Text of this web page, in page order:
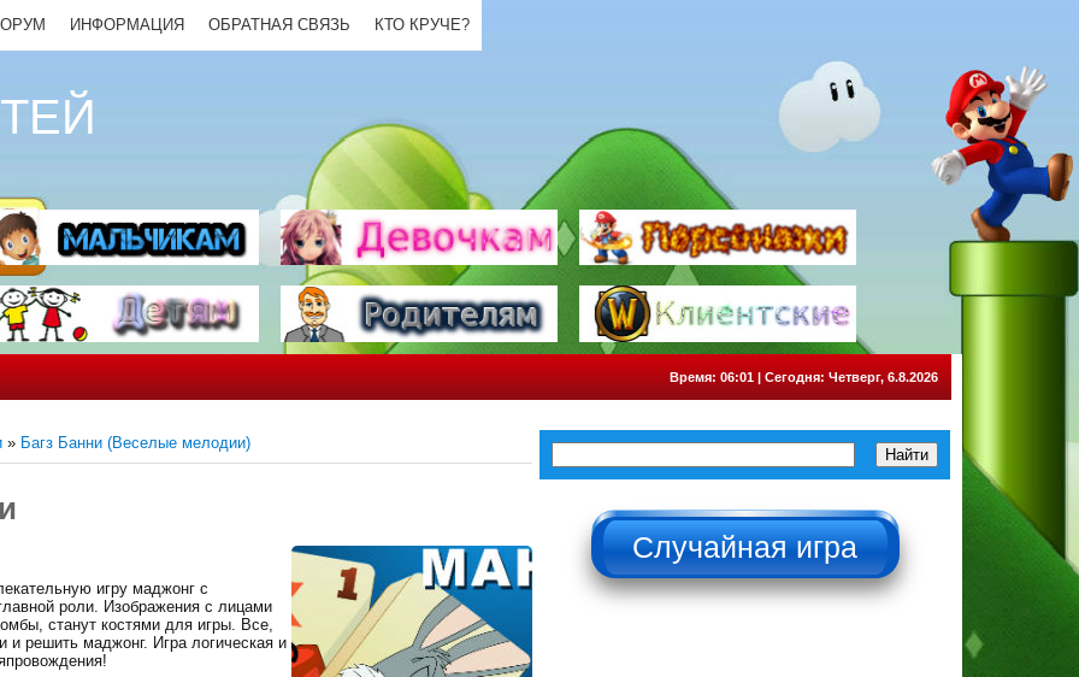
ИНФОРМАЦИЯ ОБРАТНАЯ СВЯЗЬ КТО КРУЧЕ?
Мертвый Зед 2
(Убить Зомби)
Ходячие
мертвецы
Время: 06:01 | Сегодня: Четверг, 6.8.2026
» Багз Банни (Веселые мелодии)
игру маджонг с
роли. Изображения с лицами
станут костями для игры. Все,
и решить маджонг. Игра логическая и
НЕ НАЖИМАТЬ!!!